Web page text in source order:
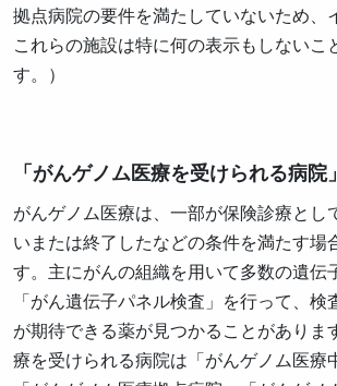
拠点病院の要件を満たしていないため、
これらの施設は特に何の表示もしないこ
す。）
「がんゲノム医療を受けられる病院
がんゲノム医療は、一部が保険診療とし
いまたは終了したなどの条件を満たす場
す。主にがんの組織を用いて多数の遺伝
「がん遺伝子パネル検査」を行って、
が期待できる薬が見つかることがありま
療を受けられる病院は「がんゲノム医療